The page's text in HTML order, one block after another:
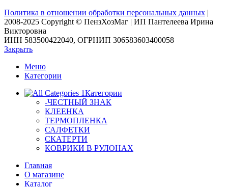
Политика в отношении обработки персональных данных |
2008-2025 Copyright © ПензХозМаг | ИП Пантелеева Ирина
Викторовна
ИНН 583500422040, ОГРНИП 306583603400058
Закрыть
Меню
Категории
Категории
-ЧЕСТНЫЙ ЗНАК
КЛЕЕНКА
ТЕРМОПЛЕНКА
САЛФЕТКИ
СКАТЕРТИ
КОВРИКИ В РУЛОНАХ
Главная
О магазине
Каталог